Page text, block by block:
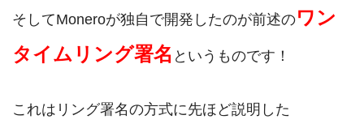
そしてMoneroが独自で開発したのが前述のワン
タイムリング署名 というものです！
これはリング署名の方式に先ほど説明した